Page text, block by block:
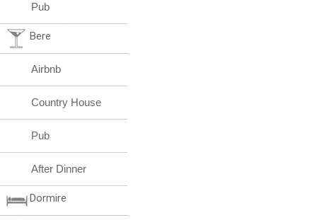
Pub
Bere
Airbnb
Country House
Pub
After Dinner
Dormire